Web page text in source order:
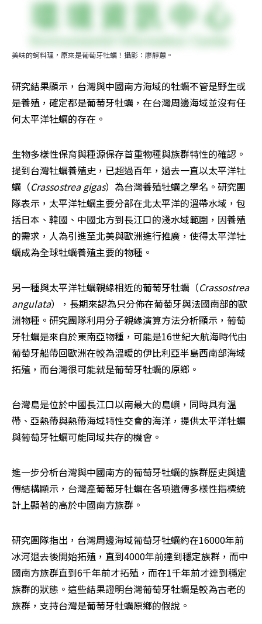
美味的蚵料理，原來是葡萄牙牡蠣！攝影：廖靜蕙。
研究結果顯示，台灣與中國南方海域的牡蠣不管是野生或
是養殖，確定都是葡萄牙牡蠣，在台灣周邊海域並沒有任
何太平洋牡蠣的存在。
生物多樣性保育與種源保存首重物種與族群特性的確認。
提到台灣牡蠣養殖史，已超過百年，過去一直以太平洋牡
蠣（Crassostrea gigas）為台灣養殖牡蠣之學名。研究團
隊表示，太平洋牡蠣主要分部在北太平洋的溫帶水域，包
括日本、韓國、中國北方到長江口的淺水域範圍，因養殖
的需求，人為引進至北美與歐洲進行推廣，使得太平洋牡
蠣成為全球牡蠣養殖主要的物種。
另一種與太平洋牡蠣親緣相近的葡萄牙牡蠣（Crassostrea
angulata），長期來認為只分佈在葡萄牙與法國南部的歐
洲物種。研究團隊利用分子親緣演算方法分析顯示，葡萄
牙牡蠣是來自於東南亞物種，可能是16世紀大航海時代由
葡萄牙船帶回歐洲在較為溫暖的伊比利亞半島西南部海域
拓殖，而台灣很可能就是葡萄牙牡蠣的原鄉。
台灣島是位於中國長江口以南最大的島嶼，同時具有溫
帶、亞熱帶與熱帶海域特性交會的海洋，提供太平洋牡蠣
與葡萄牙牡蠣可能同域共存的機會。
進一步分析台灣與中國南方的葡萄牙牡蠣的族群歷史與遺
傳結構顯示，台灣產葡萄牙牡蠣在各項遺傳多樣性指標統
計上顯著的高於中國南方族群。
研究團隊指出，台灣周邊海域葡萄牙牡蠣約在16000年前
冰河退去後開始拓殖，直到4000年前達到穩定族群，而中
國南方族群直到6千年前才拓殖，而在1千年前才達到穩定
族群的狀態。這些結果證明台灣葡萄牙牡蠣是較為古老的
族群，支持台灣是葡萄牙牡蠣原鄉的假說。